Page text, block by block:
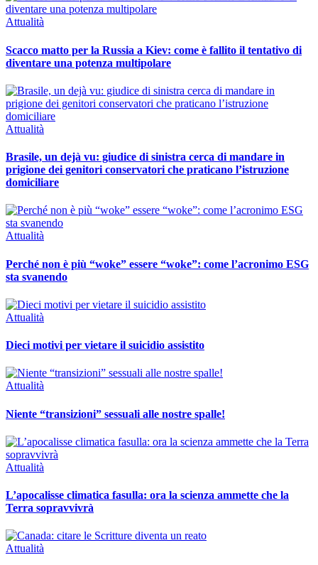
Attualità
Scacco matto per la Russia a Kiev: come è fallito il tentativo di
diventare una potenza multipolare
Attualità
Brasile, un dejà vu: giudice di sinistra cerca di mandare in
prigione dei genitori conservatori che praticano l’istruzione
domiciliare
Attualità
Perché non è più “woke” essere “woke”: come l’acronimo ESG
sta svanendo
Attualità
Dieci motivi per vietare il suicidio assistito
Attualità
Niente “transizioni” sessuali alle nostre spalle!
Attualità
L’apocalisse climatica fasulla: ora la scienza ammette che la
Terra sopravvivrà
Attualità